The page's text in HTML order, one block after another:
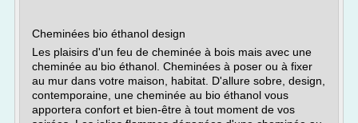
Cheminées bio éthanol design
Les plaisirs d'un feu de cheminée à bois mais avec une
cheminée au bio éthanol. Cheminées à poser ou à fixer
au mur dans votre maison, habitat. D'allure sobre, design,
contemporaine, une cheminée au bio éthanol vous
apportera confort et bien-être à tout moment de vos